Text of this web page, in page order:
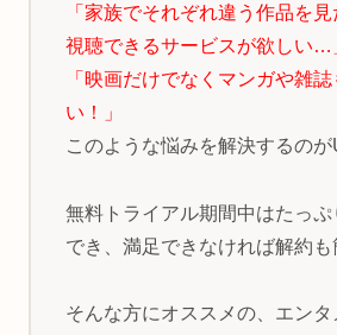
「家族でそれぞれ違う作品を
視聴できるサービスが欲しい…
「映画だけでなくマンガや雑
い！」
このような悩みを解決するのが
無料トライアル期間中はたっ
でき、満足できなければ解約も
そんな方にオススメの、エンタ